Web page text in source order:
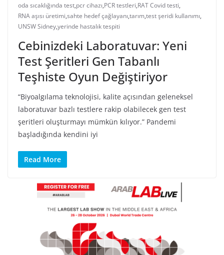
oda sıcaklığında test,pcr cihazı,PCR testleri,RAT Covid testi,
RNA aşısı üretimi,sahte hedef çağlayanı,tarım,test şeridi kullanımı,
UNSW Sidney,yerinde hastalık tespiti
Cebinizdeki Laboratuvar: Yeni
Test Şeritleri Gen Tabanlı
Teşhiste Oyun Değiştiriyor
“Biyoalgılama teknolojisi, kalite açısından geleneksel
laboratuvar bazlı testlere rakip olabilecek gen test
şeritleri oluşturmayı mümkün kılıyor.” Pandemi
başladığında kendini iyi
Read More